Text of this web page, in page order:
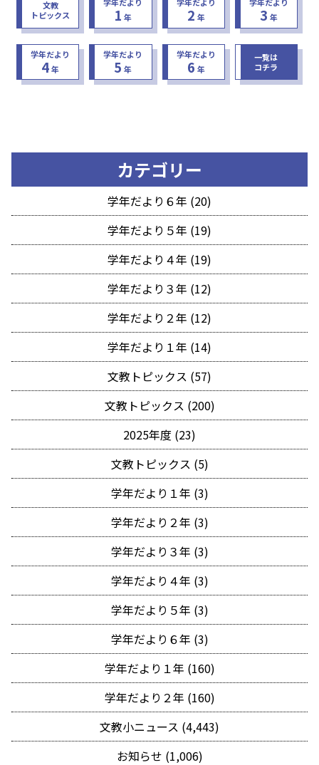
文教
トピックス
1 年 2 年 3 年
学年だより
4年
学年だより
5 年
学年だより
6 年
一覧は
コチラ
カテゴリー
学年だより６年 (20)
学年だより５年 (19)
学年だより４年 (19)
学年だより３年 (12)
学年だより２年 (12)
学年だより１年 (14)
文教トピックス (57)
文教トピックス (200)
2025年度 (23)
文教トピックス (5)
学年だより１年 (3)
学年だより２年 (3)
学年だより３年 (3)
学年だより４年 (3)
学年だより５年 (3)
学年だより６年 (3)
学年だより１年 (160)
学年だより２年 (160)
文教小ニュース (4,443)
お知らせ (1,006)